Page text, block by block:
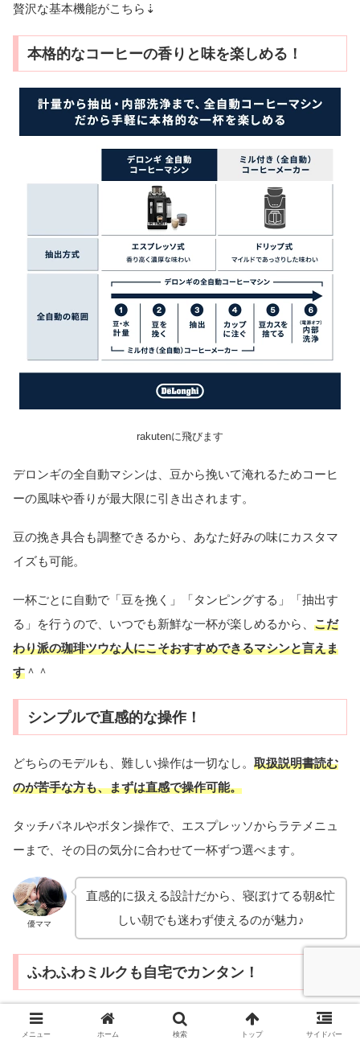
贅沢な基本機能がこちら⇣
本格的なコーヒーの香りと味を楽しめる！
rakutenに飛びます
デロンギの全自動マシンは、豆から挽いて淹れるためコーヒ
ーの風味や香りが最大限に引き出されます。
豆の挽き具合も調整できるから、あなた好みの味にカスタマ
イズも可能。
一杯ごとに自動で「豆を挽く」「タンピングする」「抽出す
る」を行うので、いつでも新鮮な一杯が楽しめるから、 こだ
わり派の珈琲ツウな人にこそおすすめできるマシンと言えま
す ＾＾
シンプルで直感的な操作！
どちらのモデルも、難しい操作は一切なし。 取扱説明書読む
のが苦手な方も、まずは直感で操作可能。
タッチパネルやボタン操作で、エスプレッソからラテメニュ
ーまで、その日の気分に合わせて一杯ずつ選べます。
優ママ
直感的に扱える設計だから、寝ぼけてる朝&忙
しい朝でも迷わず使えるのが魅力♪
ふわふわミルクも自宅でカンタン！
メニュー ホーム 検索 トップ サイドバー